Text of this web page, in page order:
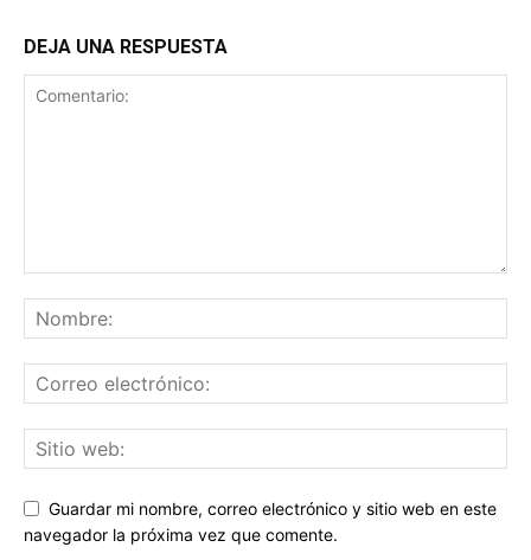
DEJA UNA RESPUESTA
Guardar mi nombre, correo electrónico y sitio web en este
navegador la próxima vez que comente.